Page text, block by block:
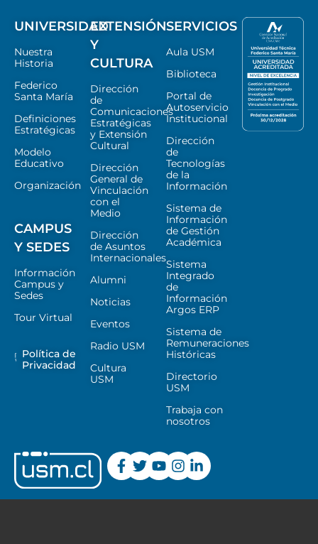
UNIVERSIDAD
Nuestra
Historia
Federico
Santa María
Definiciones
Estratégicas
Modelo
Educativo
Organización
CAMPUS
Y SEDES
Información
Campus y
Sedes
Tour Virtual
Política de
Privacidad
EXTENSIÓN
Y
CULTURA
Dirección
de
Comunicaciones
Estratégicas
y Extensión
Cultural
Dirección
General de
Vinculación
con el
Medio
Dirección
de Asuntos
Internacionales
Alumni
Noticias
Eventos
Radio USM
Cultura
USM
SERVICIOS
Aula USM
Biblioteca
Portal de
Autoservicio
Institucional
Dirección
de
Tecnologías
de la
Información
Sistema de
Información
de Gestión
Académica
Sistema
Integrado
de
Información
Argos ERP
Sistema de
Remuneraciones
Históricas
Directorio
USM
Trabaja con
nosotros